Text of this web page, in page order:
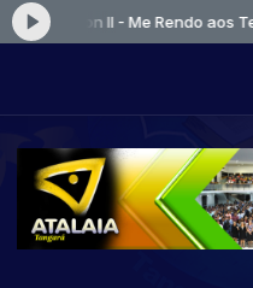
Session II - Me Rendo aos Teus